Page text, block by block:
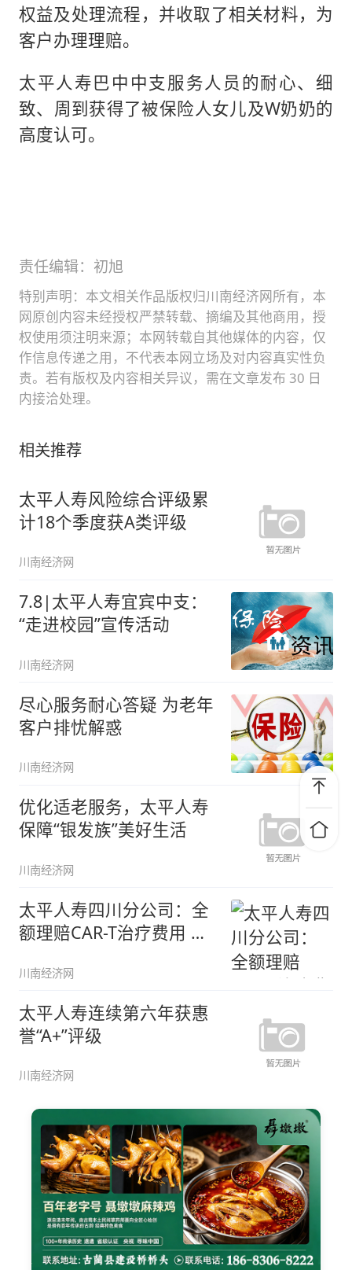
权益及处理流程，并收取了相关材料，为
客户办理理赔。
太平人寿巴中中支服务人员的耐心、细
致、周到获得了被保险人女儿及W奶奶的
高度认可。
责任编辑：初旭
特别声明：本文相关作品版权归川南经济网所有，本
网原创内容未经授权严禁转载、摘编及其他商用，授
权使用须注明来源；本网转载自其他媒体的内容，仅
作信息传递之用，不代表本网立场及对内容真实性负
责。若有版权及内容相关异议，需在文章发布 30 日
内接洽处理。
相关推荐
太平人寿风险综合评级累
计18个季度获A类评级
川南经济网
7.8|太平人寿宜宾中支：
“走进校园”宣传活动
川南经济网
尽心服务耐心答疑 为老年
客户排忧解惑
川南经济网
优化适老服务，太平人寿
保障“银发族”美好生活
川南经济网
太平人寿四川分公司：全
额理赔CAR-T治疗费用 新
川南经济网
太平人寿连续第六年获惠
誉“A+”评级
川南经济网